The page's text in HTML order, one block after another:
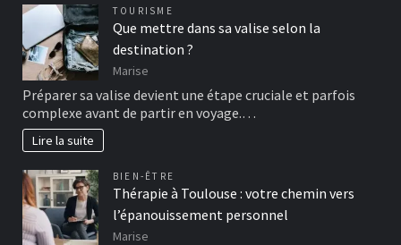
TOURISME
Que mettre dans sa valise selon la
destination ?
Marise
Préparer sa valise devient une étape cruciale et parfois
complexe avant de partir en voyage.…
Lire la suite
BIEN-ÊTRE
Thérapie à Toulouse : votre chemin vers
l’épanouissement personnel
Marise